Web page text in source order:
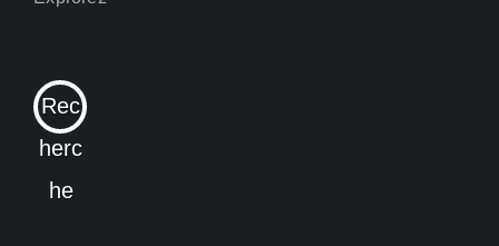
Rec
herc
he